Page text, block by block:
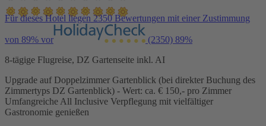
Für dieses Hotel liegen 2350 Bewertungen mit einer Zustimmung
von 89% vor (2350) 89%
8-tägige Flugreise, DZ Gartenseite inkl. AI
Upgrade auf Doppelzimmer Gartenblick (bei direkter Buchung des
Zimmertyps DZ Gartenblick) - Wert: ca. € 150,- pro Zimmer
Umfangreiche All Inclusive Verpflegung mit vielfältiger
Gastronomie genießen